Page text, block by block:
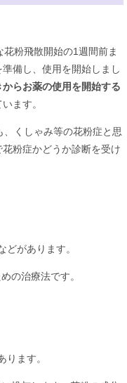
粉飛散開始の1週間前ま
備し、使用を開始しまし
らお薬の使用を開始する
ます。
くしゃみ等の花粉症と思
粉症かどうか診断を受け
があります。
の治療法です。
ます。